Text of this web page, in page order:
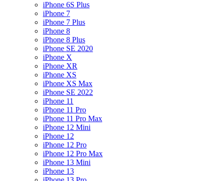
iPhone 6S Plus
iPhone 7
iPhone 7 Plus
iPhone 8
iPhone 8 Plus
iPhone SE 2020
iPhone X
iPhone XR
iPhone XS
iPhone XS Max
iPhone SE 2022
iPhone 11
iPhone 11 Pro
iPhone 11 Pro Max
iPhone 12 Mini
iPhone 12
iPhone 12 Pro
iPhone 12 Pro Max
iPhone 13 Mini
iPhone 13